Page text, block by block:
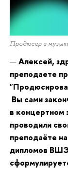
Продюсер в
—Алексей,
преподаете
Вы сами
в концертном
проводили
преподаёте
дипломов ВШЭ